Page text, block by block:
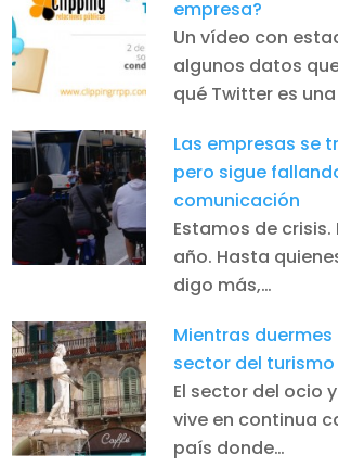
empresa?
Un vídeo con
algunos datos
qué Twitter es
Las empresas se
pero sigue
comunicación
Estamos de crisis.
año. Hasta
digo más,…
Mientras
sector del turismo
El sector del ocio
vive en continua
país donde…